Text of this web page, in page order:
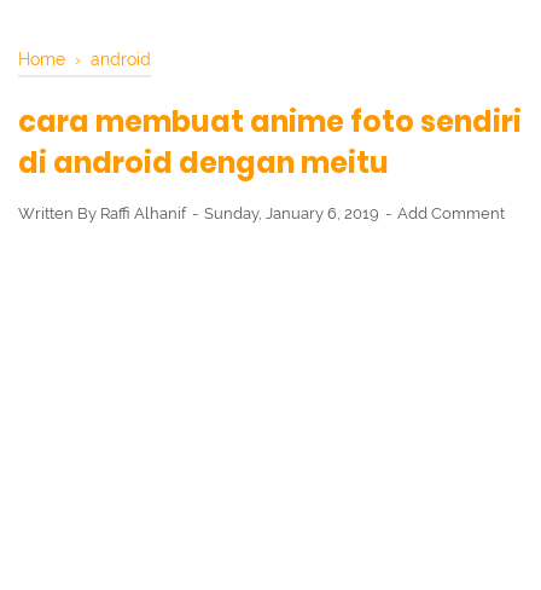
Home › android
cara membuat anime foto sendiri
di android dengan meitu
Written By Raffi Alhanif Sunday, January 6, 2019 Add Comment